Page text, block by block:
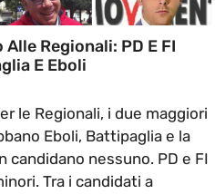
Regionali: PD E FI
E Eboli
le Regionali, i due maggiori
Eboli, Battipaglia e la
candidano nessuno. PD e FI
Tra i candidati a